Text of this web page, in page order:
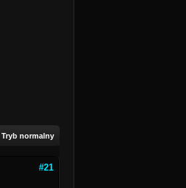
Tryb normalny
#21